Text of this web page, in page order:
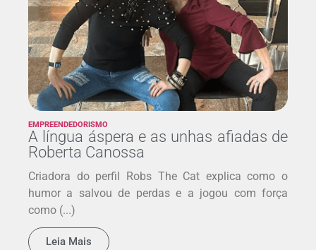
EMPREENDEDORISMO
A língua áspera e as unhas afiadas de
Roberta Canossa
Criadora do perfil Robs The Cat explica como o
humor a salvou de perdas e a jogou com força
como (...)
Leia Mais